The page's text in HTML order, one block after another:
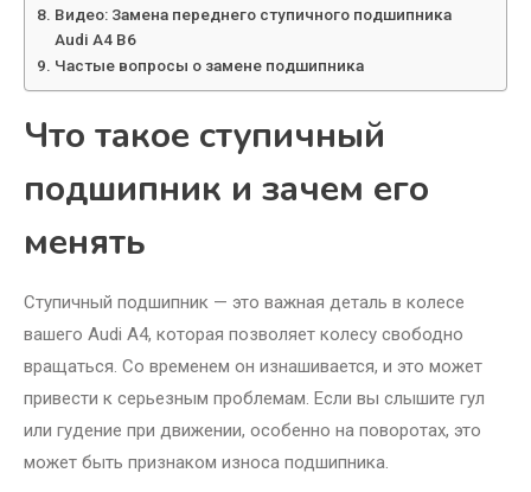
Видео: Замена переднего ступичного подшипника
Audi A4 B6
Частые вопросы о замене подшипника
Что такое ступичный
подшипник и зачем его
менять
Ступичный подшипник — это важная деталь в колесе
вашего Audi A4, которая позволяет колесу свободно
вращаться. Со временем он изнашивается, и это может
привести к серьезным проблемам. Если вы слышите гул
или гудение при движении, особенно на поворотах, это
может быть признаком износа подшипника.